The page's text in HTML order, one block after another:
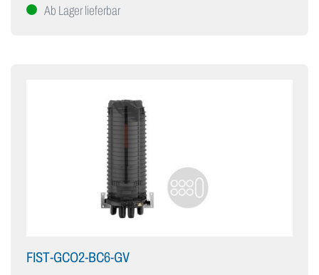
Ab Lager lieferbar
FIST-GCO2-BC6-GV